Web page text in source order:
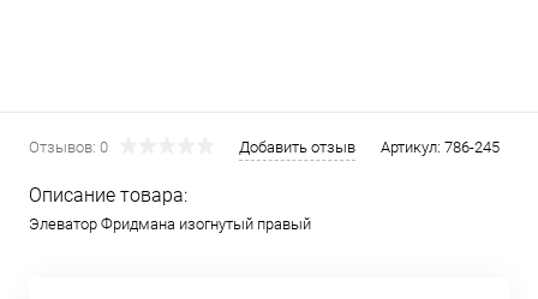
Отзывов: 0 Добавить отзыв Артикул: 786-245
Описание товара:
Элеватор Фридмана изогнутый правый